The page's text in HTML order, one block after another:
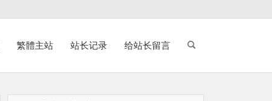
繁體主站 站长记录 给站长留言